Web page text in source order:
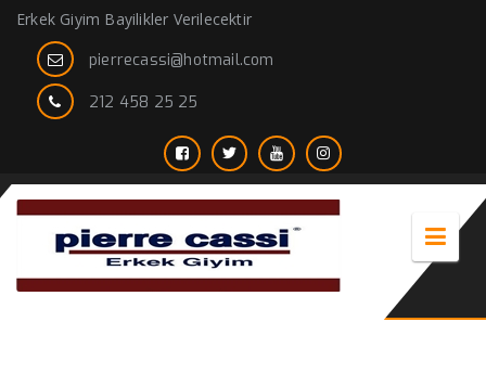
Erkek Giyim Bayilikler Verilecektir
pierrecassi@hotmail.com
212 458 25 25